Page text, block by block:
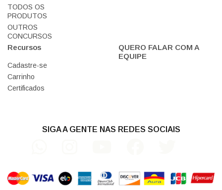
TODOS OS
PRODUTOS
OUTROS
CONCURSOS
Recursos
Cadastre-se
Carrinho
Certificados
QUERO FALAR COM A
EQUIPE
SIGA A GENTE NAS REDES SOCIAIS